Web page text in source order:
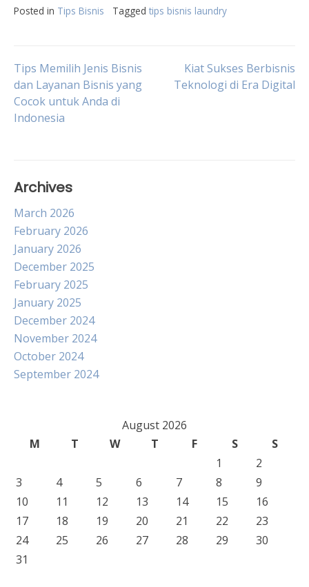
Posted in Tips Bisnis Tagged tips bisnis laundry
Post
navigation
Tips Memilih Jenis Bisnis
dan Layanan Bisnis yang
Cocok untuk Anda di
Indonesia
Kiat Sukses Berbisnis
Teknologi di Era Digital
Archives
March 2026
February 2026
January 2026
December 2025
February 2025
January 2025
December 2024
November 2024
October 2024
September 2024
August 2026
M
T W T F S
S
1
2
3
4 5 6 7 8
9
10
11 12 13 14 15
16
17
18 19 20 21 22
23
24
25 26 27 28 29
30
31